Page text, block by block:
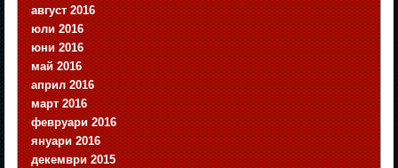
август 2016
юли 2016
юни 2016
май 2016
април 2016
март 2016
февруари 2016
януари 2016
декември 2015